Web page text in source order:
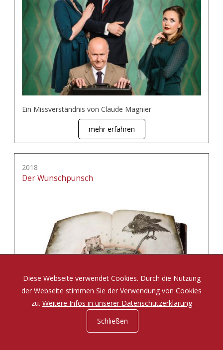
Ein Missverständnis von Claude Magnier
mehr erfahren
2018
Der Wunschpunsch
Eine Zauberposse von Michael Ende
Diese Webseite verwendet Cookies. Durch die Nutzung
der Webseite stimmen Sie der Verwendung von Cookies
zu. Weitere Infos in unserer Datenschutzerklärung
Schließen